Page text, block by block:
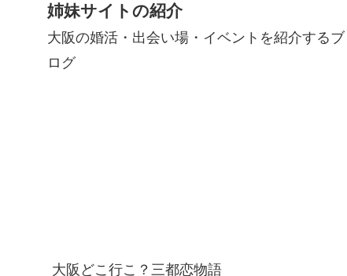
姉妹サイトの紹介
大阪の婚活・出会い場・イベントを紹介するブ
ログ
大阪どこ行こ？三都恋物語